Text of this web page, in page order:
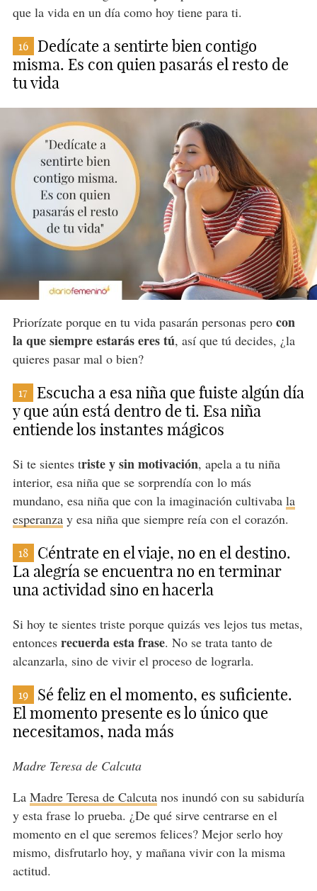
que la vida en un día como hoy tiene para ti.
16
Dedícate a sentirte bien contigo
misma. Es con quien pasarás el resto de
tu vida
Priorízate porque en tu vida pasarán personas pero con
la que siempre estarás eres tú, así que tú decides, ¿la
quieres pasar mal o bien?
17
Escucha a esa niña que fuiste algún día
y que aún está dentro de ti. Esa niña
entiende los instantes mágicos
Si te sientes triste y sin motivación, apela a tu niña
interior, esa niña que se sorprendía con lo más
mundano, esa niña que con la imaginación cultivaba la
esperanzay esa niña que siempre reía con el corazón.
18
Céntrate en el viaje, no en el destino.
La alegría se encuentra no en terminar
una actividad sino en hacerla
Si hoy te sientes triste porque quizás ves lejos tus metas,
entonces recuerda esta frase. No se trata tanto de
alcanzarla, sino de vivir el proceso de lograrla.
19
Sé feliz en el momento, es suficiente.
El momento presente es lo único que
necesitamos, nada más
Madre Teresa de Calcuta
La Madre Teresa de Calcutanos inundó con su sabiduría
y esta frase lo prueba. ¿De qué sirve centrarse en el
momento en el que seremos felices? Mejor serlo hoy
mismo, disfrutarlo hoy, y mañana vivir con la misma
actitud.